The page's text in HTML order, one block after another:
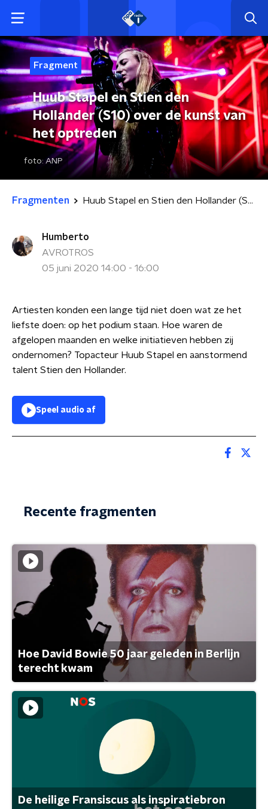
Fragment
Huub Stapel en Stien den
Hollander (S10) over de kunst van
het optreden
foto: ANP
Fragmenten Huub Stapel en Stien den Hollander (S10) over de kunst van het optreden
Humberto
AVROTROS
05 juni 2020 14:00 - 16:00
Artiesten konden een lange tijd niet doen wat ze het
liefste doen: op het podium staan. Hoe waren de
afgelopen maanden en welke initiatieven hebben zij
ondernomen? Topacteur Huub Stapel en aanstormend
talent Stien den Hollander.
Speel audio af
Recente fragmenten
Hoe David Bowie 50 jaar geleden in Berlijn
terecht kwam
De heilige Fransiscus als inspiratiebron